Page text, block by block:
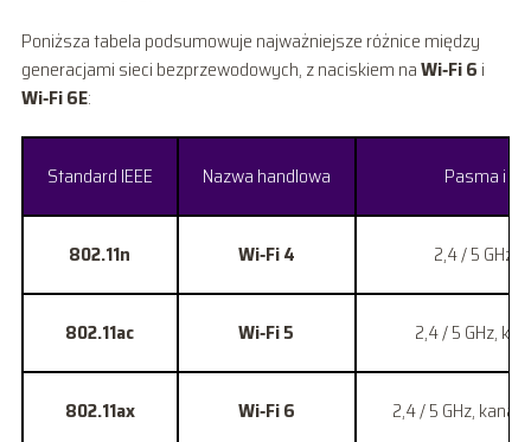
Poniższa tabela podsumowuje najważniejsze różnice między
generacjami sieci bezprzewodowych, z naciskiem naWi‑Fi 6 i
Wi‑Fi 6E:
Standard IEEE Nazwa handlowa Pasma i
802.11n Wi‑Fi 4 2,4 / 5 GHz,
802.11ac Wi‑Fi 5 2,4 / 5 GHz,
802.11ax Wi‑Fi 6 2,4 / 5 GHz,